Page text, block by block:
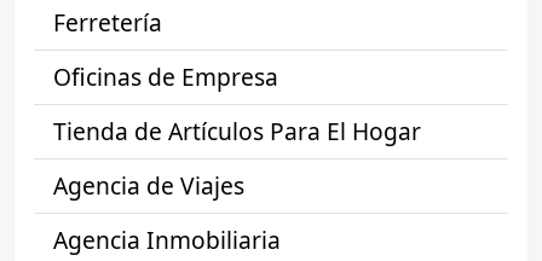
Ferretería
Oficinas de Empresa
Tienda de Artículos Para El Hogar
Agencia de Viajes
Agencia Inmobiliaria